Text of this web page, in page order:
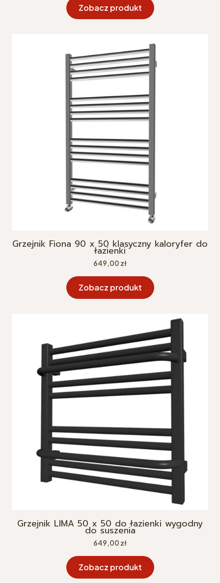
Zobacz produkt
Grzejnik Fiona 90 x 50 klasyczny kaloryfer do
łazienki
Cena
649,00 zł
Zobacz produkt
Grzejnik LIMA 50 x 50 do łazienki wygodny
do suszenia
Cena
649,00 zł
Zobacz produkt